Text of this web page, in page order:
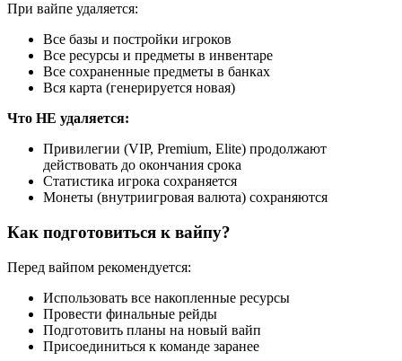
При вайпе удаляется:
Все базы и постройки игроков
Все ресурсы и предметы в инвентаре
Все сохраненные предметы в банках
Вся карта (генерируется новая)
Что НЕ удаляется:
Привилегии (VIP, Premium, Elite) продолжают
действовать до окончания срока
Статистика игрока сохраняется
Монеты (внутриигровая валюта) сохраняются
Как подготовиться к вайпу?
Перед вайпом рекомендуется:
Использовать все накопленные ресурсы
Провести финальные рейды
Подготовить планы на новый вайп
Присоединиться к команде заранее